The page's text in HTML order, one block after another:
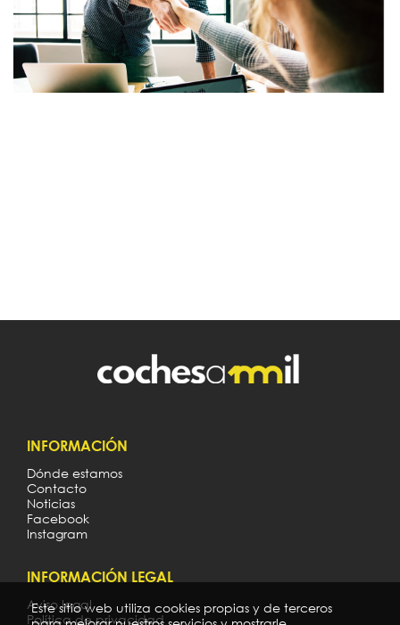
INFORMACIÓN
Dónde estamos
Contacto
Noticias
Facebook
Instagram
INFORMACIÓN LEGAL
Aviso legal
Política de privacidad
Este sitio web utiliza cookies propias y de terceros